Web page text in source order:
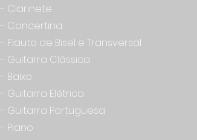
- Clarinete
- Concertina
- Flauta de Bisel e Transversal
- Guitarra Clássica
- Baixo
- Guitarra Elétrica
- Guitarra Portuguesa
- Piano